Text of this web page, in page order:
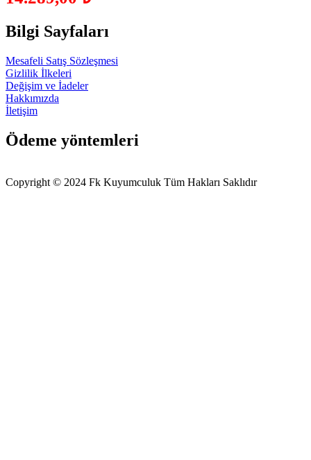
Bilgi Sayfaları
Mesafeli Satış Sözleşmesi
Gizlilik İlkeleri
Değişim ve İadeler
Hakkımızda
İletişim
Ödeme yöntemleri
Copyright © 2024 Fk Kuyumculuk Tüm Hakları Saklıdır